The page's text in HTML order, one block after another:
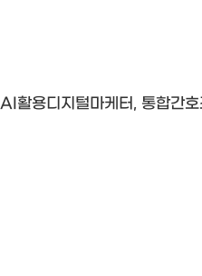
활용디지털마케터, 통합간